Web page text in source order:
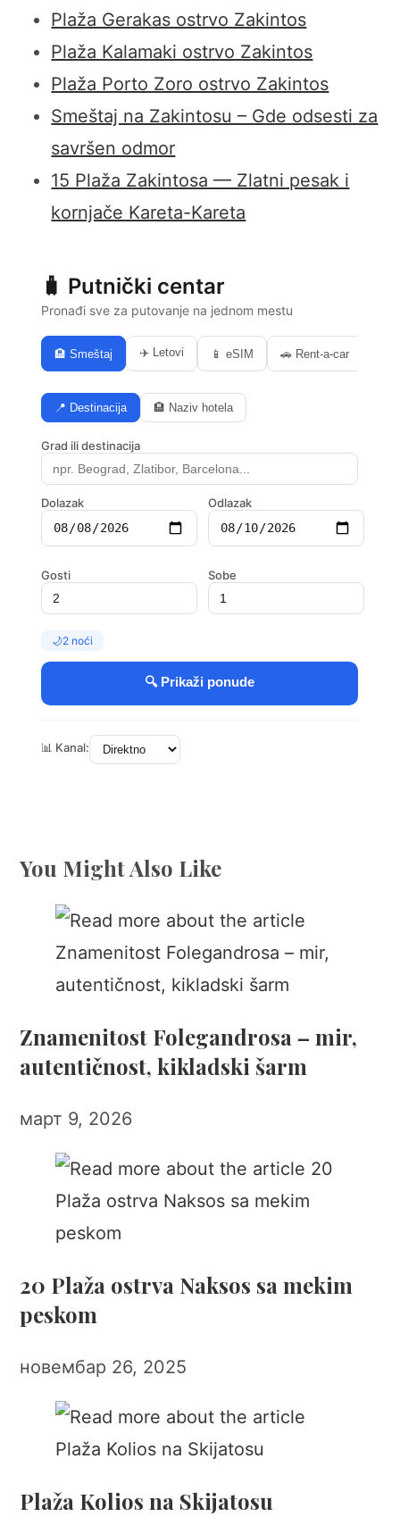
Plaža Gerakas ostrvo Zakintos
Plaža Kalamaki ostrvo Zakintos
Plaža Porto Zoro ostrvo Zakintos
Smeštaj na Zakintosu – Gde odsesti za
savršen odmor
15 Plaža Zakintosa — Zlatni pesak i
kornjače Kareta-Kareta
You Might Also Like
Znamenitost Folegandrosa – mir,
autentičnost, kikladski šarm
март 9, 2026
20 Plaža ostrva Naksos sa mekim
peskom
новембар 26, 2025
Plaža Kolios na Skijatosu